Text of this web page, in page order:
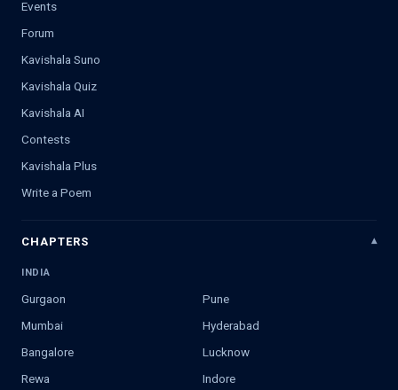
Events
Forum
Kavishala Suno
Kavishala Quiz
Kavishala AI
Contests
Kavishala Plus
Write a Poem
CHAPTERS
INDIA
Gurgaon
Pune
Mumbai
Hyderabad
Bangalore
Lucknow
Rewa
Indore